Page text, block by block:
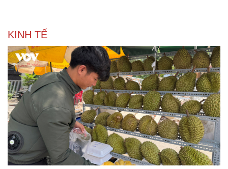
Doanh nghiệp 24h
Doanh nhân
Vì cộng đồng
Chuyển đổi số
KINH TẾ